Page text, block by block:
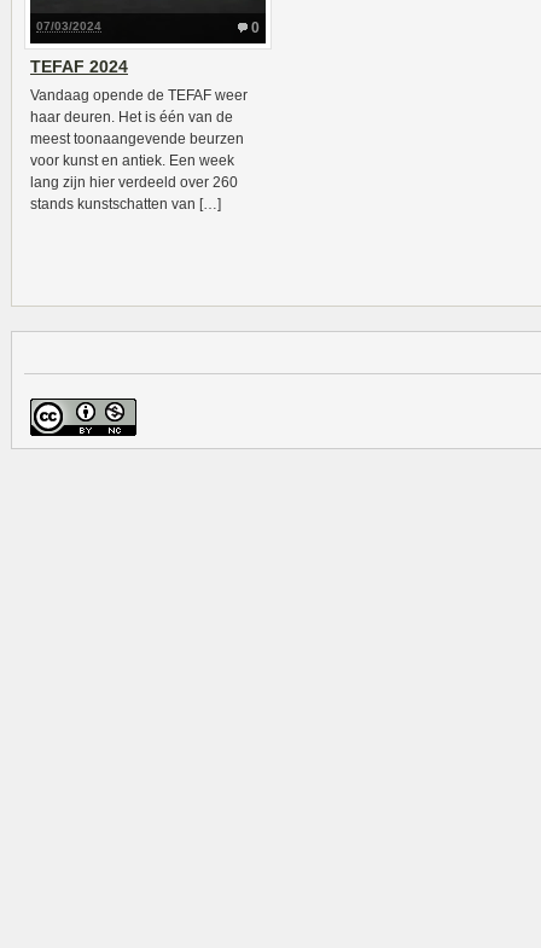
0
07/03/2024
TEFAF 2024
Vandaag opende de TEFAF weer
haar deuren. Het is één van de
meest toonaangevende beurzen
voor kunst en antiek. Een week
lang zijn hier verdeeld over 260
stands kunstschatten van […]